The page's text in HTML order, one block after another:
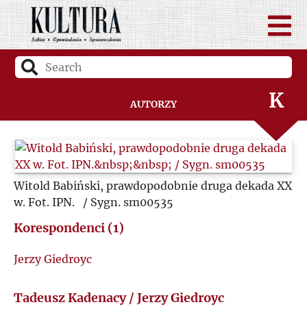
Autorzy
I
J
K
L
Ł
Witold Babiński, prawdopodobnie druga dekada XX
w. Fot. IPN. / Sygn. sm00535
Korespondenci (1)
Jerzy Giedroyc
Tadeusz Kadenacy / Jerzy Giedroyc